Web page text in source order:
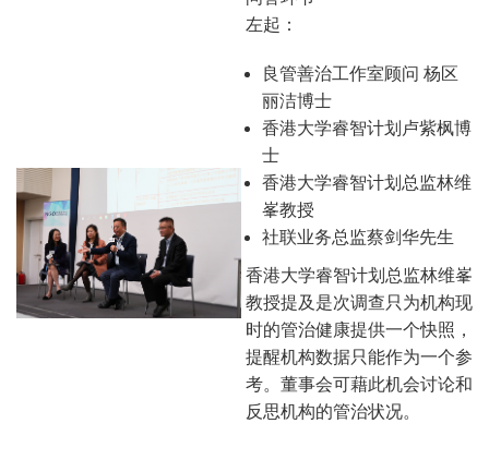
左起：
良管善治工作室顾问 杨区
丽洁博士
香港大学睿智计划卢紫枫博
士
香港大学睿智计划总监林维
峯教授
社联业务总监蔡剑华先生
香港大学睿智计划总监林维峯
教授提及是次调查只为机构现
时的管治健康提供一个快照，
提醒机构数据只能作为一个参
考。董事会可藉此机会讨论和
反思机构的管治状况。